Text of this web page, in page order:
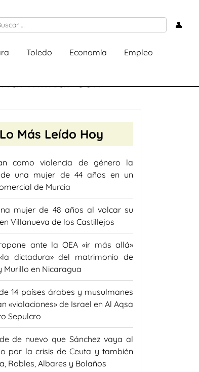
👤
Toledo Economía Empleo
militar con
Lo Más Leído Hoy
como violencia de género la
una mujer de 44 años en un
de Murcia
mujer de 48 años al volcar su
Villanueva de los Castillejos
ante la OEA «ir más allá»
dictadura» del matrimonio de
Murillo en Nicaragua
14 países árabes y musulmanes
«violaciones» de Israel en Al Aqsa
Sepulcro
de nuevo que Sánchez vaya al
por la crisis de Ceuta y también
Robles, Albares y Bolaños